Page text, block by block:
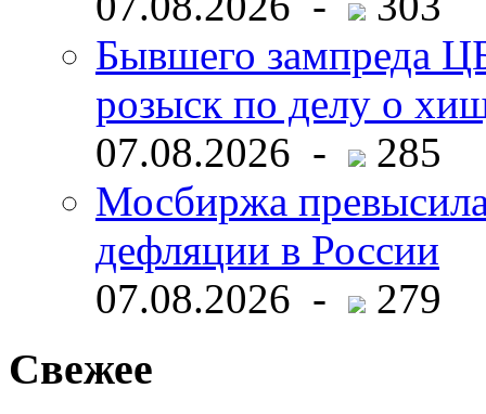
Бывшего зампреда
розыск по делу о
07.08.2026 -
285
Мосбиржа
дефляции в России
07.08.2026 -
279
Свежее